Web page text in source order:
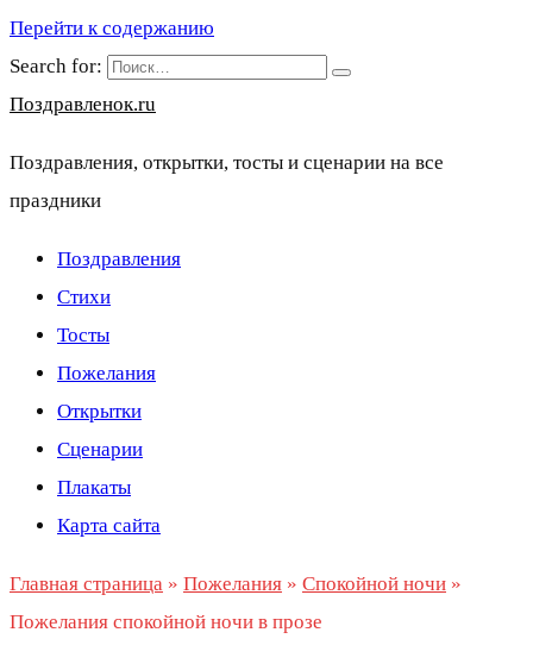
Перейти к содержанию
Search for:
Поздравленок.ru
Поздравления, открытки, тосты и сценарии на все
праздники
Поздравления
Стихи
Тосты
Пожелания
Открытки
Сценарии
Плакаты
Карта сайта
Главная страница » Пожелания » Спокойной ночи »
Пожелания спокойной ночи в прозе